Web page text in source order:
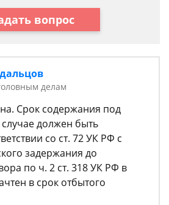
вопрос
делам
Срок содержания под
должен быть
со ст. 72 УК РФ с
задержания до
по ч. 2 ст. 318 УК РФ в
в срок отбытого